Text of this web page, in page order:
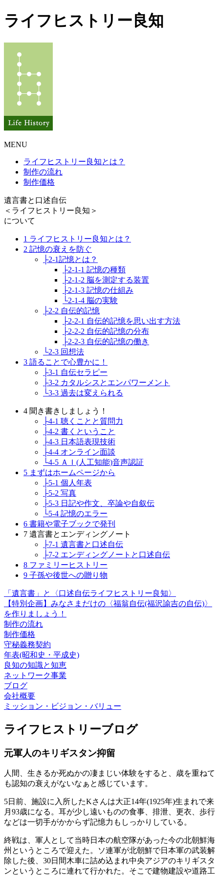
ライフヒストリー良知
MENU
ライフヒストリー良知とは？
制作の流れ
制作価格
遺言書と口述自伝
＜ライフヒストリー良知＞
について
1 ライフヒストリー良知とは？
2 記憶の衰えを防ぐ
├2-1記憶とは？
├2-1-1 記憶の種類
├2-1-2 脳を測定する装置
├2-1-3 記憶の仕組み
└2-1-4 脳の実験
├2-2 自伝的記憶
├2-2-1 自伝的記憶を思い出す方法
├2-2-2 自伝的記憶の分布
├2-2-3 自伝的記憶の働き
└2-3 回想法
3 語ることで心豊かに！
├3-1 自伝セラピー
├3-2 カタルシスとエンパワーメント
└3-3 過去は変えられる
4 聞き書きしましょう！
├4-1 聴くことと質問力
├4-2 書くということ
├4-3 日本語表現技術
├4-4 オンライン面談
└4-5 ＡＩ(人工知能)音声認証
5 まずはホームページから
├5-1 個人年表
├5-2 写真
├5-3 日記や作文、卒論や自叙伝
└5-4 記憶のエラー
6 書籍や電子ブックで発刊
7 遺言書とエンディングノート
├7-1 遺言書と口述自伝
├7-2 エンディングノートと口述自伝
8 ファミリーヒストリー
9 子孫や後世への贈り物
「遺言書」と〈口述自伝ライフヒストリー良知〉
【特別企画】みなさまだけの〈福翁自伝(福沢諭吉の自伝)〉
を作りましょう！
制作の流れ
制作価格
守秘義務契約
年表(昭和史・平成史)
良知の知識と知恵
ネットワーク事業
ブログ
会社概要
ミッション・ビジョン・バリュー
ライフヒストリーブログ
元軍人のキリギスタン抑留
人間、生きるか死ぬかの凄まじい体験をすると、歳を重ねて
も認知の衰えがないなぁと感じています。
5日前、施設に入所したKさんは大正14年(1925年)生まれで来
月93歳になる。耳が少し遠いものの食事、排泄、更衣、歩行
などは一切手がかからず記憶力もしっかりしている。
終戦は、軍人として当時日本の航空隊があった今の北朝鮮海
州というところで迎えた。ソ連軍が北朝鮮で日本軍の武装解
除した後、30日間木車に詰め込まれ中央アジアのキリギスタ
ンというところに連れて行かれた。そこで建物建設や道路工